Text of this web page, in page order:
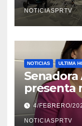
NOTICIASPRTV
NOTICIAS ULTIMA
Senadora
presenta
violencia
4/FEBRERO/
NOTICIASPRTV